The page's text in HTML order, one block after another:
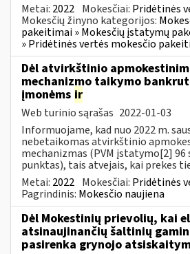
Metai: 2022 Mokesčiai: Pridėtinės
Mokesčių žinyno kategorijos:
pakeitimai » Mokesčių įstatymų
» Pridėtinės vertės mokesčio
Dėl atvirkštinio
mechanizmo taikymo
įmonėms ir
Web turinio sąrašas 2022-01-03
Informuojame, kad nuo 2022 m.
nebetaikomas atvirkštinio
mechanizmas (PVM įstatymo[2] 96
punktas), tais atvejais, kai prekes
Metai: 2022 Mokesčiai: Pridėtinės
Pagrindinis: Mokesčio naujiena
Dėl Mokestinių prievolių, kai
atsinaujinančių šaltinių
pasirenka grynojo